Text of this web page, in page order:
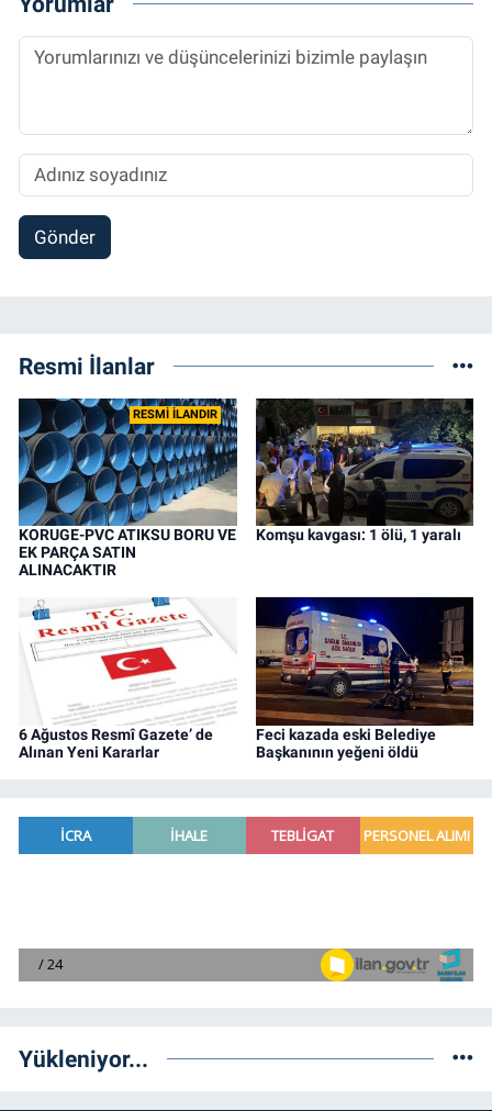
Gönder
Resmi İlanlar
RESMİ İLANDIR
KORUGE-PVC ATIKSU BORU VE
EK PARÇA SATIN
ALINACAKTIR
Komşu kavgası: 1 ölü, 1 yaralı
6 Ağustos Resmî Gazete’ de
Alınan Yeni Kararlar
Feci kazada eski Belediye
Başkanının yeğeni öldü
Yükleniyor...